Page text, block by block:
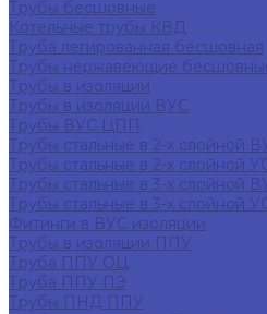
Трубы бесшовные
Котельные трубы КВД
Труба легированная бесшовная
Трубы нержавеющие
Трубы в изоляции
Трубы в изоляции ВУС
Трубы ВУС ЦПП
Трубы стальные в 2-х слойной
Трубы стальные в 2-х слойной
Трубы стальные в 3-х слойной
Трубы стальные в 3-х слойной
Фитинги в ВУС изоляции
Трубы в изоляции ППУ
Труба ППУ ОЦ
Труба ППУ ПЭ
Трубы ПНД ППУ